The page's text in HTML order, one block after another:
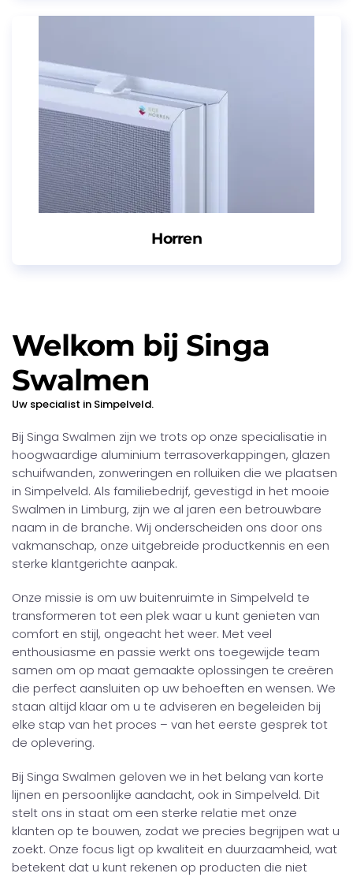
Horren
Welkom bij Singa
Swalmen
Uw specialist in Simpelveld.
Bij Singa Swalmen zijn we trots op onze specialisatie in
hoogwaardige aluminium terrasoverkappingen, glazen
schuifwanden, zonweringen en rolluiken die we plaatsen
in Simpelveld. Als familiebedrijf, gevestigd in het mooie
Swalmen in Limburg, zijn we al jaren een betrouwbare
naam in de branche. Wij onderscheiden ons door ons
vakmanschap, onze uitgebreide productkennis en een
sterke klantgerichte aanpak.
Onze missie is om uw buitenruimte in Simpelveld te
transformeren tot een plek waar u kunt genieten van
comfort en stijl, ongeacht het weer. Met veel
enthousiasme en passie werkt ons toegewijde team
samen om op maat gemaakte oplossingen te creëren
die perfect aansluiten op uw behoeften en wensen. We
staan altijd klaar om u te adviseren en begeleiden bij
elke stap van het proces – van het eerste gesprek tot
de oplevering.
Bij Singa Swalmen geloven we in het belang van korte
lijnen en persoonlijke aandacht, ook in Simpelveld. Dit
stelt ons in staat om een sterke relatie met onze
klanten op te bouwen, zodat we precies begrijpen wat u
zoekt. Onze focus ligt op kwaliteit en duurzaamheid, wat
betekent dat u kunt rekenen op producten die niet